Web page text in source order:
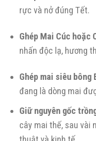
rực và nở đúng Tết.
Ghép Mai Cúc hoặc
nhấn độc lạ, hương
Ghép mai siêu bông
đang là dòng mai
Giữ nguyên gốc
cây mai thế, sau vài